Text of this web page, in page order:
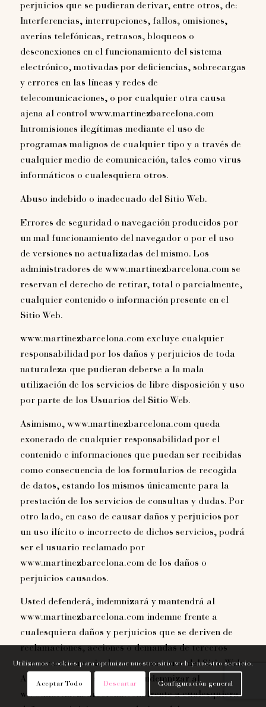
perjuicios que se pudieran derivar, entre otros, de:
Interferencias, interrupciones, fallos, omisiones,
averías telefónicas, retrasos, bloqueos o
desconexiones en el funcionamiento del sistema
electrónico, motivadas por deficiencias, sobrecargas
y errores en las líneas y redes de
telecomunicaciones, o por cualquier otra causa
ajena al control www.martinezbarcelona.com
Intromisiones ilegítimas mediante el uso de
programas malignos de cualquier tipo y a través de
cualquier medio de comunicación, tales como virus
informáticos o cualesquiera otros.
Abuso indebido o inadecuado del Sitio Web.
Errores de seguridad o navegación producidos por
un mal funcionamiento del navegador o por el uso
de versiones no actualizadas del mismo. Los
administradores de www.martinezbarcelona.com se
reservan el derecho de retirar, total o parcialmente,
cualquier contenido o información presente en el
Sitio Web.
www.martinezbarcelona.com excluye cualquier
responsabilidad por los daños y perjuicios de toda
naturaleza que pudieran deberse a la mala
utilización de los servicios de libre disposición y uso
por parte de los Usuarios del Sitio Web.
Asimismo, www.martinezbarcelona.com queda
exonerado de cualquier responsabilidad por el
contenido e informaciones que puedan ser recibidas
como consecuencia de los formularios de recogida
de datos, estando los mismos únicamente para la
prestación de los servicios de consultas y dudas. Por
otro lado, en caso de causar daños y perjuicios por
un uso ilícito o incorrecto de dichos servicios, podrá
ser el usuario reclamado por
www.martinezbarcelona.com de los daños o
perjuicios causados.
Usted defenderá, indemnizará y mantendrá al
www.martinezbarcelona.com indemne frente a
cualesquiera daños y perjuicios que se deriven de
reclamaciones, acciones o demandas de terceros
como consecuencia de su acceso o uso del Sitio Web.
Asimismo, usted se obliga a indemnizar al
www.martinezbarcelona.com frente a cualesquiera
Utilizamos cookies para optimizar nuestro sitio web y nuestro servicio.
Aceptar Todo Descartar Configuración general